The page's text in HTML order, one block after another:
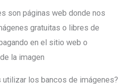
son páginas web donde nos
gratuitas o libres de
en el sitio web o
la imagen
los bancos de imágenes?